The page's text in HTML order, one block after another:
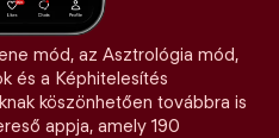
mód, az Asztrológia mód,
és a Képhitelesítés
köszönhetően továbbra is
appja, amely 190